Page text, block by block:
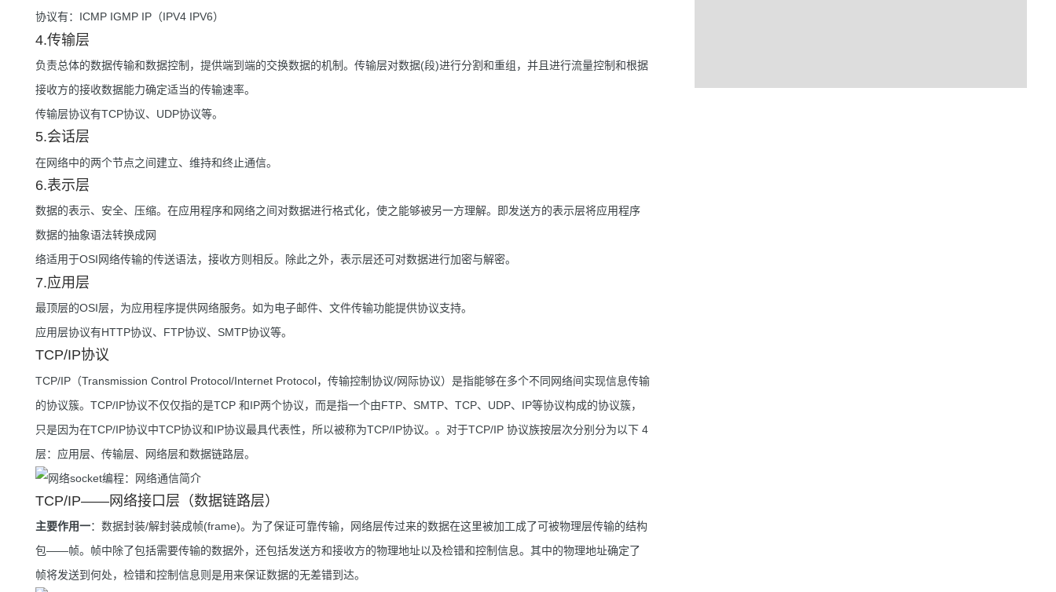
协议有：ICMP IGMP IP（IPV4 IPV6）
4.传输层
负责总体的数据传输和数据控制，提供端到端的交换数据的机制。传输层对数据(段)进行分割和重组，并且进行流量控制和根据
接收方的接收数据能力确定适当的传输速率。
传输层协议有TCP协议、UDP协议等。
5.会话层
在网络中的两个节点之间建立、维持和终止通信。
6.表示层
数据的表示、安全、压缩。在应用程序和网络之间对数据进行格式化，使之能够被另一方理解。即发送方的表示层将应用程序
数据的抽象语法转换成网
络适用于OSI网络传输的传送语法，接收方则相反。除此之外，表示层还可对数据进行加密与解密。
7.应用层
最顶层的OSI层，为应用程序提供网络服务。如为电子邮件、文件传输功能提供协议支持。
应用层协议有HTTP协议、FTP协议、SMTP协议等。
TCP/IP协议
TCP/IP（Transmission Control Protocol/Internet Protocol，传输控制协议/网际协议）是指能够在多个不同网络间实现信息传输
的协议簇。TCP/IP协议不仅仅指的是TCP 和IP两个协议，而是指一个由FTP、SMTP、TCP、UDP、IP等协议构成的协议簇，
只是因为在TCP/IP协议中TCP协议和IP协议最具代表性，所以被称为TCP/IP协议。。对于TCP/IP 协议族按层次分别分为以下 4
层：应用层、传输层、网络层和数据链路层。
TCP/IP——网络接口层（数据链路层）
主要作用一：数据封装/解封装成帧(frame)。为了保证可靠传输，网络层传过来的数据在这里被加工成了可被物理层传输的结构
包——帧。帧中除了包括需要传输的数据外，还包括发送方和接收方的物理地址以及检错和控制信息。其中的物理地址确定了
帧将发送到何处，检错和控制信息则是用来保证数据的无差错到达。